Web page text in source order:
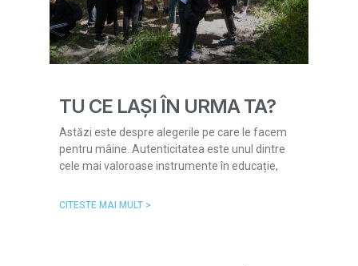
TU CE LAȘI ÎN URMA TA?
Astăzi este despre alegerile pe care le facem
pentru mâine. Autenticitatea este unul dintre
cele mai valoroase instrumente în educație,
CITESTE MAI MULT >